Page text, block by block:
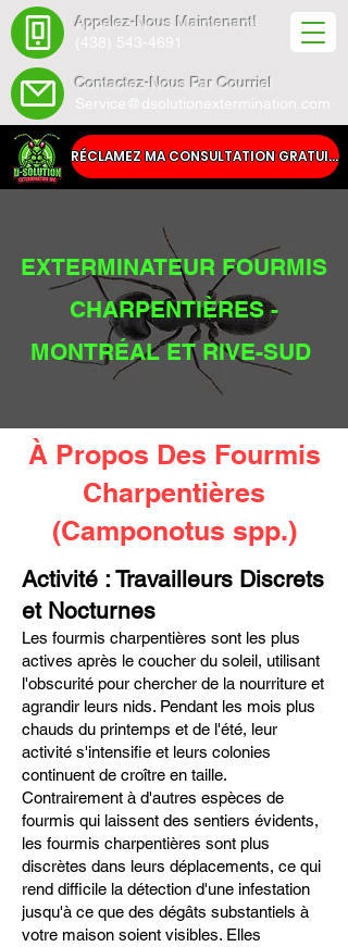
RÉCLAMEZ MA CONSULTATION GRATUITE
Appelez-Nous Maintenant!
(438) 543-4691
Contactez-Nous Par Courriel
Service@dsolutionextermination.com
EXTERMINATEUR FOURMIS
CHARPENTIÈRES -
MONTRÉAL ET RIVE-SUD
À Propos Des Fourmis
Charpentières
(Camponotus spp.)
Activité : Travailleurs Discrets
et Nocturnes
Les fourmis charpentières sont les plus
actives après le coucher du soleil, utilisant
l'obscurité pour chercher de la nourriture et
agrandir leurs nids. Pendant les mois plus
chauds du printemps et de l'été, leur
activité s'intensifie et leurs colonies
continuent de croître en taille.
Contrairement à d'autres espèces de
fourmis qui laissent des sentiers évidents,
les fourmis charpentières sont plus
discrètes dans leurs déplacements, ce qui
rend difficile la détection d'une infestation
jusqu'à ce que des dégâts substantiels à
votre maison soient visibles. Elles